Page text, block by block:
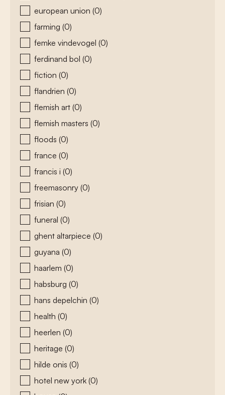
european union (0)
farming (0)
femke vindevogel (0)
ferdinand bol (0)
fiction (0)
flandrien (0)
flemish art (0)
flemish masters (0)
floods (0)
france (0)
francis i (0)
freemasonry (0)
frisian (0)
funeral (0)
ghent altarpiece (0)
guyana (0)
haarlem (0)
habsburg (0)
hans depelchin (0)
health (0)
heerlen (0)
heritage (0)
hilde onis (0)
hotel new york (0)